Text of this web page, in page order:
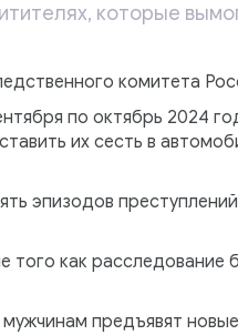
которые
комитета
по октябрь 2024
их сесть в
эпизодов
того как
предъявят